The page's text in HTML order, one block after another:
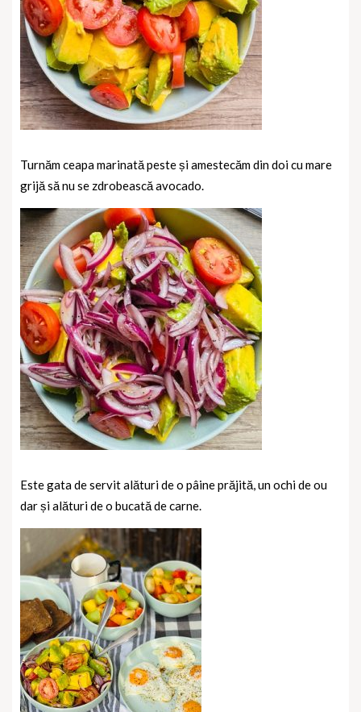
Turnăm ceapa marinată peste și amestecăm din doi cu mare
grijă să nu se zdrobească avocado.
Este gata de servit alături de o pâine prăjită, un ochi de ou
dar și alături de o bucată de carne.